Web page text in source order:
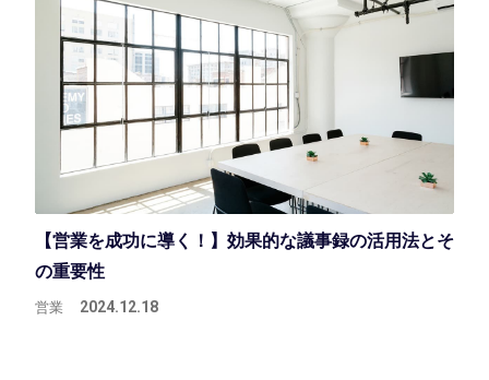
【営業を成功に導く！】効果的な議事録の活用法とそ
の重要性
営業 2024.12.18